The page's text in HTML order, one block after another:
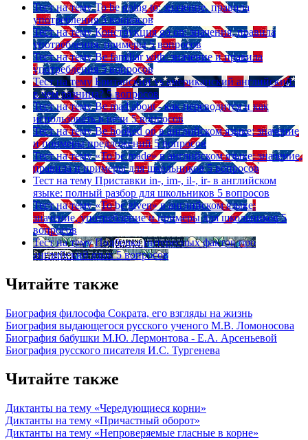
Тест на тему To be going to: значение, правила
употребления 5 вопросов
Тест на тему Конструкция go on: значения, правила
употребления, примеры 5 вопросов
Тест на тему Be familiar with: значение и правила
употребления 5 вопросов
Тест на тему Британский vs американский английский:
в чем разница? 5 вопросов
Тест на тему Be mad about - как переводится и как
использовать в речи 5 вопросов
Тест на тему Be hooked on в английском языке: значение
и примеры предложений 5 вопросов
Тест на тему «To be made» в английском языке: значение,
правила и примеры для школьников 5 вопросов
Тест на тему Приставки in-, im-, il-, ir- в английском
языке: полный разбор для школьников 5 вопросов
Тест на тему «To be given» в английском языке:
значение, употребление и примеры для школьников 5
вопросов
Тест на тему Подборка интересных фактов про
английский язык 5 вопросов
Читайте также
Биография философа Сократа, его взгляды на жизнь
Биография выдающегося русского ученого М.В. Ломоносова
Биография бабушки М.Ю. Лермонтова - Е.А. Арсеньевой
Биография русского писателя И.С. Тургенева
Читайте также
Диктанты на тему «Чередующиеся корни»
Диктанты на тему «Причастный оборот»
Диктанты на тему «Непроверяемые гласные в корне»